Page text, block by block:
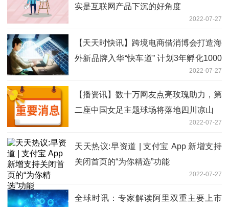
实是互联网产品下沉的好角度
2022-07-27
【天天时快讯】跨境电商借消博会打造海
外新品牌入华“快车道” 计划3年孵化1000
2022-07-27
【播资讯】数十万网友点亮玫瑰助力，第
二座中国女足主题球场将落地四川凉山
2022-07-27
天天热议:早资道 | 支付宝 App 新增支持
关闭首页的“为你精选”功能
2022-07-27
全球时讯：专家解读阿里双重主要上市